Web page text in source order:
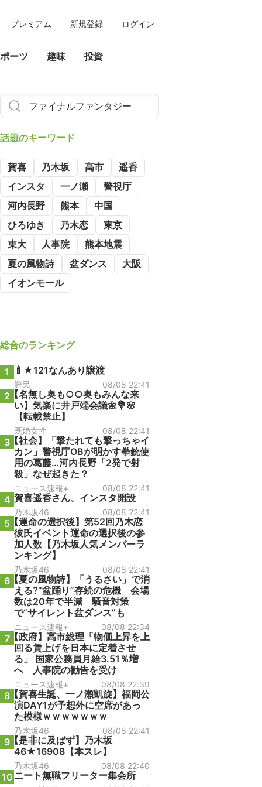
プレミアム 新規登録 ログイン
ーツ 趣味 投資
話題のキーワード
賀喜 乃木坂 高市
遥香
インスタ
一ノ瀬
警視庁
河内長野
熊本
中国
ひろゆき
乃木恋
東京
東大
人事院
熊本地震
夏の風物詩
盆ダンス
大阪
イオンモール
総合のランキング
1 🍼★121なんあり譲渡
難民 08/08 22:41
2 【名無し奥も○○奥もみんな来
い】気楽に井戸端会議🌼💐🌸
【転載禁止】
既婚女性 08/08 22:41
3【社会】「撃たれても撃っちゃイ
カン」警視庁OBが明かす拳銃使
用の葛藤…河内長野「2発で射
殺」なぜ起きた？
ニュース速報+ 08/08 22:41
4 賀喜遥香さん、インスタ開設
乃木坂46 08/08 22:41
5【運命の選択後】第52回乃木恋
彼氏イベント運命の選択後の参
加人数【乃木坂人気メンバーラ
ンキング】
乃木坂46 08/08 22:41
6【夏の風物詩】「うるさい」で消
える?“盆踊り”存続の危機 会場
数は20年で半減 騒音対策
で“サイレント盆ダンス”も
ニュース速報+ 08/08 22:34
7【政府】高市総理「物価上昇を上
回る賃上げを日本に定着させ
る」 国家公務員月給3.51％増
へ 人事院の勧告を受け
ニュース速報+ 08/08 22:39
8【賀喜生誕、一ノ瀬凱旋】福岡公
演DAY1が予想外に空席があっ
た模様ｗｗｗｗｗｗｗ
乃木坂46 08/08 22:41
9【是非に及ばず】乃木坂
46★16908【本スレ】
乃木坂46 08/08 22:40
10 ニート無職フリーター集会所